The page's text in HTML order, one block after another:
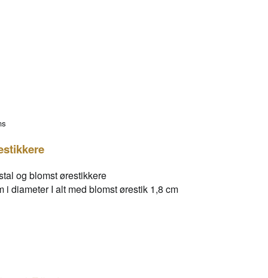
og blomst ørestikkere
diameter I alt med blomst ørestik 1,8 cm